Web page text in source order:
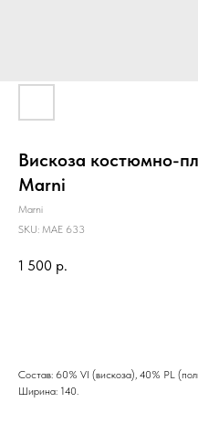
Вискоза костюмно-
Marni
Marni
SKU: MAE 633
1 500 р.
Состав: 60% VI (вискоза), 40% PL
Ширина: 140.